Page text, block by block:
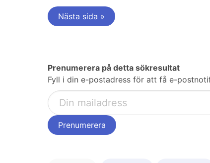
Nästa sida »
Prenumerera på detta sökresultat
Fyll i din e-postadress för att få e-